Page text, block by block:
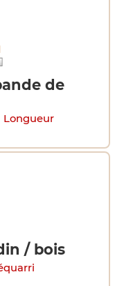
de
Longueur
/ bois